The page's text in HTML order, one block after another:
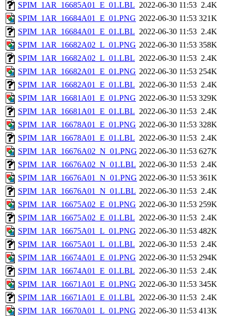
SPIM_1AR_16685A01_E_01.LBL 2022-06-30 11:53 2.4K
SPIM_1AR_16684A01_E_01.PNG 2022-06-30 11:53 321K
SPIM_1AR_16684A01_E_01.LBL 2022-06-30 11:53 2.4K
SPIM_1AR_16682A02_L_01.PNG 2022-06-30 11:53 358K
SPIM_1AR_16682A02_L_01.LBL 2022-06-30 11:53 2.4K
SPIM_1AR_16682A01_E_01.PNG 2022-06-30 11:53 254K
SPIM_1AR_16682A01_E_01.LBL 2022-06-30 11:53 2.4K
SPIM_1AR_16681A01_E_01.PNG 2022-06-30 11:53 329K
SPIM_1AR_16681A01_E_01.LBL 2022-06-30 11:53 2.4K
SPIM_1AR_16678A01_E_01.PNG 2022-06-30 11:53 328K
SPIM_1AR_16678A01_E_01.LBL 2022-06-30 11:53 2.4K
SPIM_1AR_16676A02_N_01.PNG 2022-06-30 11:53 627K
SPIM_1AR_16676A02_N_01.LBL 2022-06-30 11:53 2.4K
SPIM_1AR_16676A01_N_01.PNG 2022-06-30 11:53 361K
SPIM_1AR_16676A01_N_01.LBL 2022-06-30 11:53 2.4K
SPIM_1AR_16675A02_E_01.PNG 2022-06-30 11:53 259K
SPIM_1AR_16675A02_E_01.LBL 2022-06-30 11:53 2.4K
SPIM_1AR_16675A01_L_01.PNG 2022-06-30 11:53 482K
SPIM_1AR_16675A01_L_01.LBL 2022-06-30 11:53 2.4K
SPIM_1AR_16674A01_E_01.PNG 2022-06-30 11:53 294K
SPIM_1AR_16674A01_E_01.LBL 2022-06-30 11:53 2.4K
SPIM_1AR_16671A01_E_01.PNG 2022-06-30 11:53 345K
SPIM_1AR_16671A01_E_01.LBL 2022-06-30 11:53 2.4K
SPIM_1AR_16670A01_L_01.PNG 2022-06-30 11:53 413K